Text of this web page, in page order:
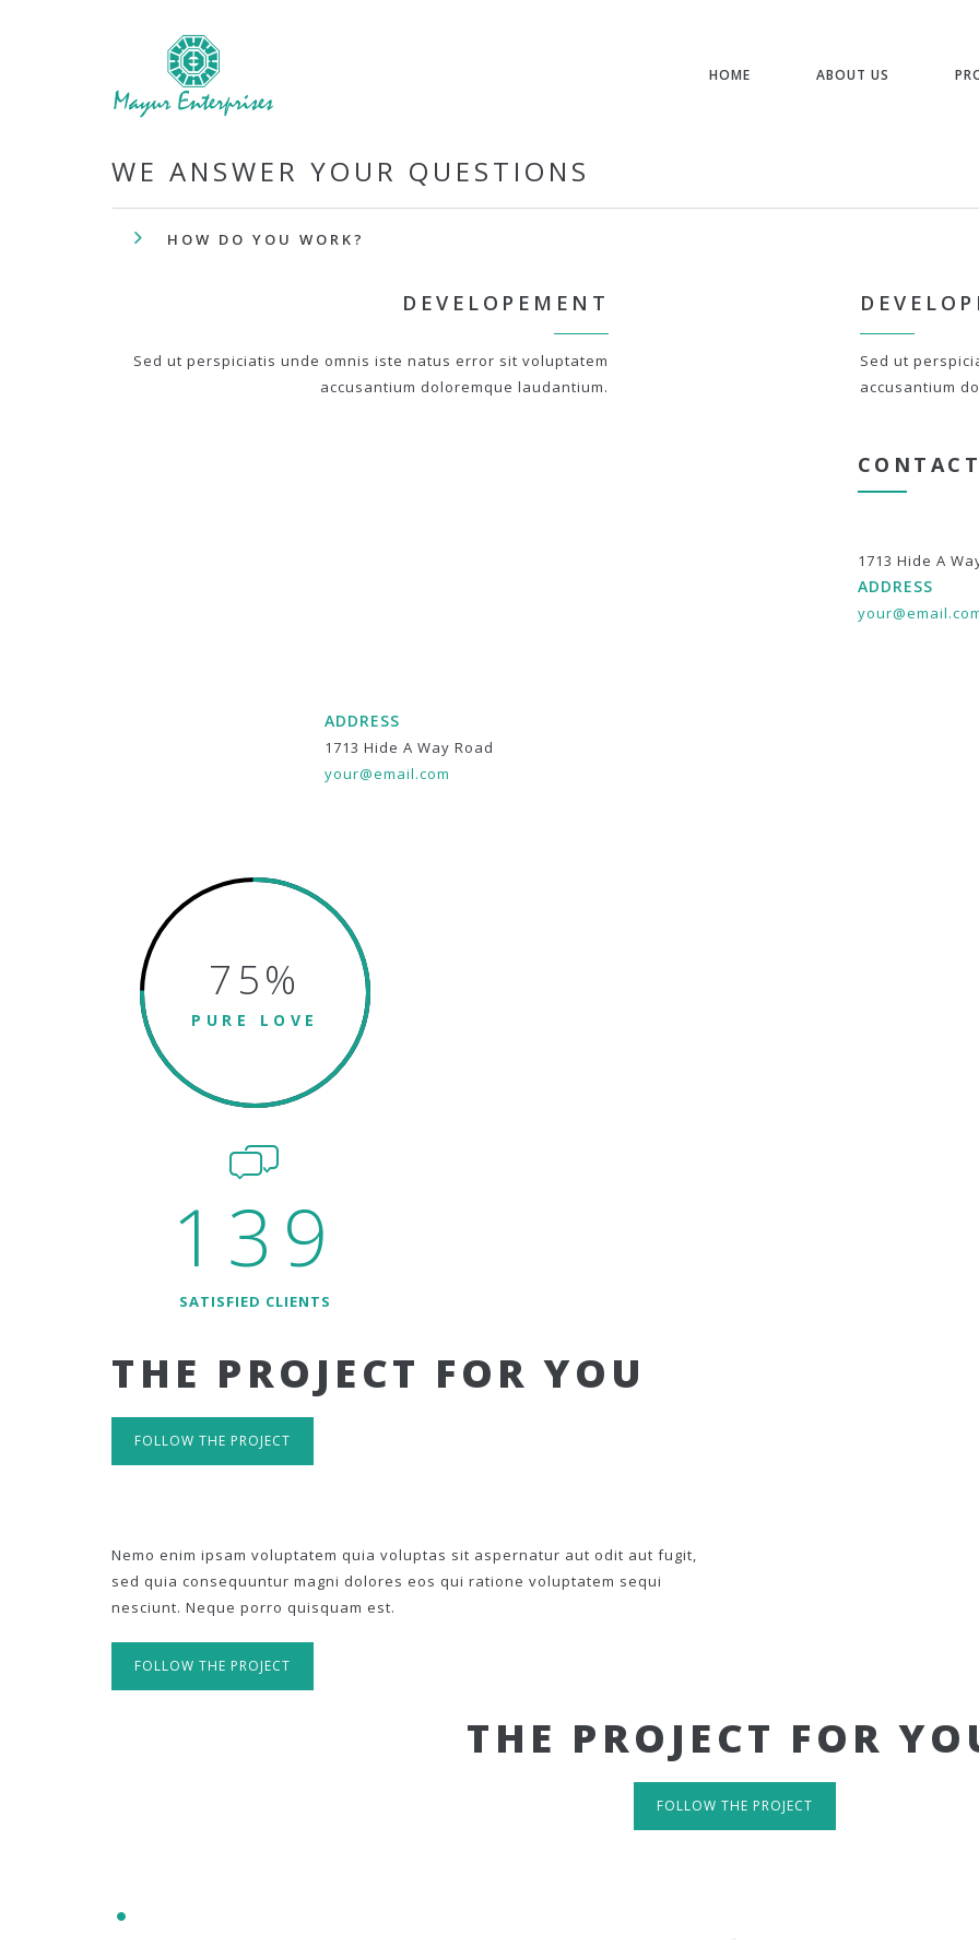
HOME ABOUT US
WE ANSWER YOUR QUESTIONS
HOW DO YOU WORK?
DEVELOPEMENT
Sed ut perspiciatis unde omnis iste natus error sit voluptatem
accusantium doloremque laudantium.
Sed ut
accusantium
1713 Hide A
ADDRESS
ADDRESS
1713 Hide A Way Road
your@email.com
75%
PURE LOVE
139
SATISFIED CLIENTS
THE PROJECT FOR YOU
FOLLOW THE PROJECT
Nemo enim ipsam voluptatem quia voluptas sit aspernatur aut odit aut fugit,
sed quia consequuntur magni dolores eos qui ratione voluptatem sequi
nesciunt. Neque porro quisquam est.
FOLLOW THE PROJECT
THE PROJECT FOR
FOLLOW THE PROJECT